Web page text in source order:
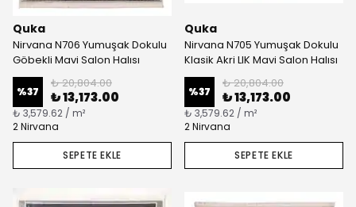
Quka
Nirvana N706 Yumuşak Dokulu
Göbekli Mavi Salon Halısı
%37
₺ 20,804.00
₺ 13,173.00
₺ 3,579.62 / m²
2 Nirvana
SEPETE EKLE
Quka
Nirvana N705 Yumuşak Dokulu
Klasik Akri LIK Mavi Salon Halısı
%37
₺ 20,804.00
₺ 13,173.00
₺ 3,579.62 / m²
2 Nirvana
SEPETE EKLE